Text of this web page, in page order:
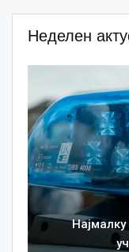
Неделен